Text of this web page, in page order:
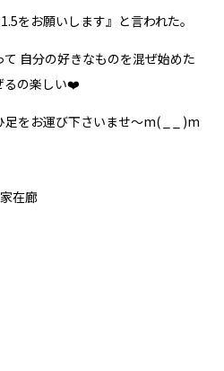
をお願いします』と言われた。
自分の好きなものを混ぜ始めた
るの楽しい❤️
をお運び下さいませ〜m( _ _ )m
在廊